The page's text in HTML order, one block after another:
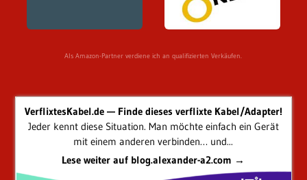
Als Amazon-Partner verdiene ich an qualifizierten Verkäufen.
VerflixtesKabel.de — Finde dieses verflixte Kabel/Adapter!
Jeder kennt diese Situation. Man möchte einfach ein Gerät
mit einem anderen verbinden… und...
Lese weiter auf blog.alexander-a2.com →